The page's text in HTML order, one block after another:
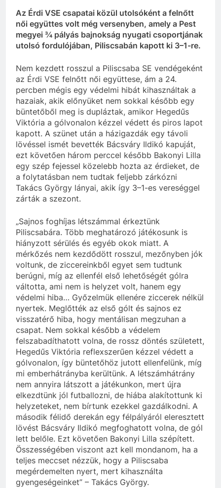
Az Érdi VSE csapatai közül utolsóként a felnőtt
női együttes volt még versenyben, amely a Pest
megyei ¾ pályás bajnokság nyugati csoportjának
utolsó fordulójában, Piliscsabán kapott ki 3–1-re.
Nem kezdett rosszul a Piliscsaba SE vendégeként
az Érdi VSE felnőtt női együttese, ám a 24.
percben mégis egy védelmi hibát kihasználtak a
hazaiak, akik előnyüket nem sokkal később egy
büntetőből meg is dupláztak, amikor Hegedűs
Viktória a gólvonalon kézzel védett és piros lapot
kapott. A szünet után a házigazdák egy távoli
lövéssel ismét bevették Bácsváry Ildikó kapuját,
ezt követően három perccel később Bakonyi Lilla
egy szép fejessel közelebb hozta az érdieket, de
a folytatásban nem tudtak feljebb zárkózni
Takács György lányai, akik így 3–1-es vereséggel
zárták a szezont.
„Sajnos foghíjas létszámmal érkeztünk
Piliscsabára. Több meghatározó játékosunk is
hiányzott sérülés és egyéb okok miatt. A
mérkőzés nem kezdődött rosszul, mezőnyben jók
voltunk, de ziccereinkből egyet sem tudtunk
berúgni, míg az ellenfél első lehetőségét gólra
váltotta, ami nem is helyzet volt, hanem egy
védelmi hiba… Győzelmük ellenére ziccerek nélkül
nyertek. Meglőtték az első gólt és sajnos ez
visszatérő hiba, hogy mentálisan megzuhan a
csapat. Nem sokkal később a védelem
felszabadíthatott volna, de rossz döntés született,
Hegedűs Viktória reflexszerűen kézzel védett a
gólvonalon, így büntetőhöz jutott ellenfelünk, míg
mi emberhátrányba kerültünk. A létszámhátrány
nem annyira látszott a játékunkon, mert újra
elkezdtünk jól futballozni, de hiába alakítottunk ki
helyzeteket, nem bírtunk ezekkel gazdálkodni. A
második félidő derekán egy félpályáról eleresztett
lövést Bácsváry Ildikó megfoghatott volna, de gól
lett belőle. Ezt követően Bakonyi Lilla szépített.
Összességében viszont azt kell mondanom, ha a
teljes meccset nézzük, hogy a Piliscsaba
megérdemelten nyert, mert kihasználta
gyengeségeinket” – Takács György.